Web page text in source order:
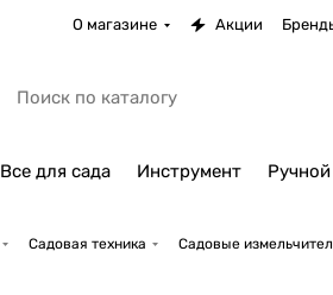
О магазине Акции
Все для сада Инструмент
Садовая техника Садовые